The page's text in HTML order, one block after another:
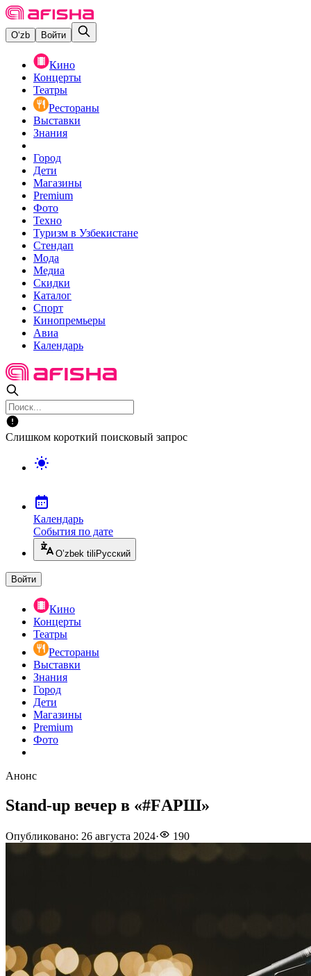
O‘zb Войти
Кино
Концерты
Театры
Рестораны
Выставки
Знания
Город
Дети
Магазины
Premium
Фото
Техно
Туризм в Узбекистане
Стендап
Мода
Медиа
Скидки
Каталог
Спорт
Кинопремьеры
Авиа
Календарь
Слишком короткий поисковый запрос
Календарь
События по дате
O’zbek tili Русский
Войти
Кино
Концерты
Театры
Рестораны
Выставки
Знания
Город
Дети
Магазины
Premium
Фото
Анонс
Stand-up вечер в «#FАРШ»
Опубликовано: 26 августа 2024· 190